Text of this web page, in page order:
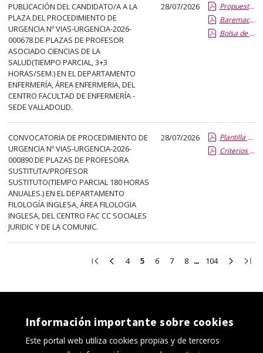
PUBLICACIÓN DEL CANDIDATO/A A LA
PLAZA DEL PROCEDIMIENTO DE
URGENCIA Nº VIAS-URGENCIA-2026-
000678 DE PLAZAS DE PROFESOR
ASOCIADO CIENCIAS DE LA
SALUD(TIEMPO PARCIAL, 3+3
HORAS/SEM.) EN EL DEPARTAMENTO
ENFERMERÍA, ÁREA ENFERMERIA, DEL
CENTRO FACULTAD DE ENFERMERÍA -
SEDE VALLADOLID.
28/07/2026
Propuesta Formal de Contratacion por Vias de Urgencia
Baremacion de Candidatos
Bolsa de Empleo
CONVOCATORIA DE PROCEDIMIENTO DE
URGENCIA Nº VIAS-URGENCIA-2026-
000890 DE PLAZAS DE PROFESORA
SUSTITUTA/PROFESOR
SUSTITUTO(TIEMPO PARCIAL 180 HORAS
ANUALES.) EN EL DEPARTAMENTO
FILOLOGÍA INGLESA, ÁREA FILOLOGIA
INGLESA, DEL CENTRO FAC CC SOCIALES
JURIDIC Y DE LA COMUNIC.
28/07/2026
Plantilla de Publicacion Vias de Urgencia
Criterios especificos
Ir
primera
Ir
página
4Ir
página
5 6Ir
página
7Ir
página
8Ir
página
104Ir
página
Ir
página
Ir
Información importante sobre cookies
Este portal web utiliza cookies propias y de terceros